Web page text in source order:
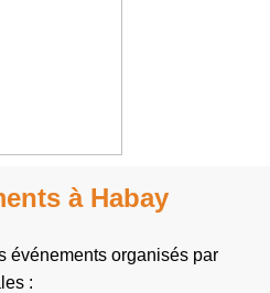
à Habay
événements organisés par
: